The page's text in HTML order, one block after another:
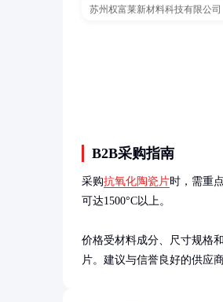
苏州权富莱新材料科技有限公司
B2B采购指南
采购抗氧化陶瓷片时，需重
可达1500°C以上。
价格受材料成分、尺寸规格
片。建议与信誉良好的供应